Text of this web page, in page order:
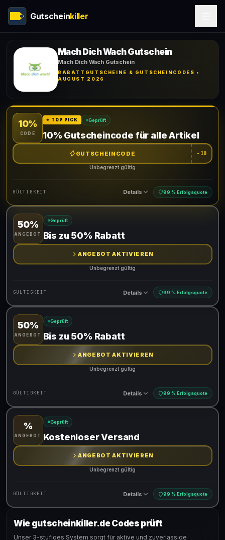
Gutscheinkiller
Mach Dich Wach Gutschein
Mach Dich Wach Gutschein
RABATTGUTSCHEINE & GUTSCHEINCODES •
AUGUST 2026
10%
CODE
⭐ TOP PICK Geprüft
10% Gutscheincode für alle Artikel
GUTSCHEINCODE -10
Unbegrenzt gültig
GÜLTIGKEIT Details 99 % Erfolgsquote
Gültig für teilnehmende Produkte
Gib den Code an der Kasse ein, um den Rabatt zu erhalten
50%
ANGEBOT
Geprüft
Bis zu 50% Rabatt
ANGEBOT AKTIVIEREN
Unbegrenzt gültig
GÜLTIGKEIT Details 99 % Erfolgsquote
Gültig für teilnehmende Produkte
50%
ANGEBOT
Geprüft
Bis zu 50% Rabatt
ANGEBOT AKTIVIEREN
Unbegrenzt gültig
GÜLTIGKEIT Details 99 % Erfolgsquote
Gültig für teilnehmende Produkte
%
ANGEBOT
Geprüft
Kostenloser Versand
ANGEBOT AKTIVIEREN
Unbegrenzt gültig
GÜLTIGKEIT Details 99 % Erfolgsquote
Gültig für teilnehmende Produkte
Wie gutscheinkiller.de Codes prüft
Unser 3-stufiges System sorgt für aktive und zuverlässige